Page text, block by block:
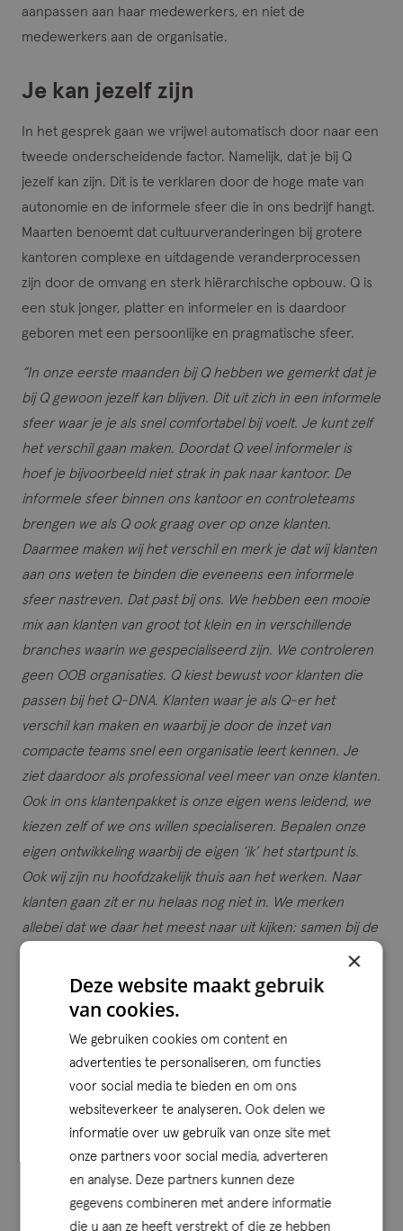
aanpassen aan haar medewerkers, en niet de
medewerkers aan de organisatie.
Je kan jezelf zijn
In het gesprek gaan we vrijwel automatisch door naar een
tweede onderscheidende factor. Namelijk, dat je bij Q
jezelf kan zijn. Dit is te verklaren door de hoge mate van
autonomie en de informele sfeer die in ons bedrijf hangt.
Maarten benoemt dat cultuurveranderingen bij grotere
kantoren complexe en uitdagende veranderprocessen
zijn door de omvang en sterk hiërarchische opbouw. Q is
een stuk jonger, platter en informeler en is daardoor
geboren met een persoonlijke en pragmatische sfeer.
“In onze eerste maanden bij Q hebben we gemerkt dat je
bij Q gewoon jezelf kan blijven. Dit uit zich in een informele
sfeer waar je je als snel comfortabel bij voelt. Je kunt zelf
het verschil gaan maken. Doordat Q veel informeler is
hoef je bijvoorbeeld niet strak in pak naar kantoor. De
informele sfeer binnen ons kantoor en controleteams
brengen we als Q ook graag over op onze klanten.
Daarmee maken wij het verschil en merk je dat wij klanten
aan ons weten te binden die eveneens een informele
sfeer nastreven. Dat past bij ons. We hebben een mooie
mix aan klanten van groot tot klein en in verschillende
branches waarin we gespecialiseerd zijn. We controleren
geen OOB organisaties. Q kiest bewust voor klanten die
passen bij het Q-DNA. Klanten waar je als Q-er het
verschil kan maken en waarbij je door de inzet van
compacte teams snel een organisatie leert kennen. Je
ziet daardoor als professional veel meer van onze klanten.
Ook in ons klantenpakket is onze eigen wens leidend, we
kiezen zelf of we ons willen specialiseren. Bepalen onze
eigen ontwikkeling waarbij de eigen ‘ik’ het startpunt is.
Ook wij zijn nu hoofdzakelijk thuis aan het werken. Naar
klanten gaan zit er nu helaas nog niet in. We merken
allebei dat we daar het meest naar uit kijken: samen bij de
samen op kantoor bijpraten met de collega’s. We kijken
dan ook reikhalzend uit naar het einde van de opgelegde
Het senior professional model
Vervolgens wordt het senior professional model
genoemd. Het senior professional model zorgt ervoor dat
zowel manager als partner actief betrokken zijn bij de
uitvoering van de opdracht. Manager en partner staan
×
Deze website maakt gebruik
van cookies.
We gebruiken cookies om content en
advertenties te personaliseren, om functies
voor social media te bieden en om ons
websiteverkeer te analyseren. Ook delen we
informatie over uw gebruik van onze site met
onze partners voor social media, adverteren
en analyse. Deze partners kunnen deze
gegevens combineren met andere informatie
die u aan ze heeft verstrekt of die ze hebben